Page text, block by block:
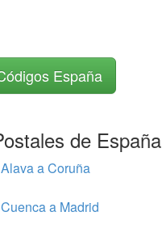
España
de España
a Coruña
a Madrid